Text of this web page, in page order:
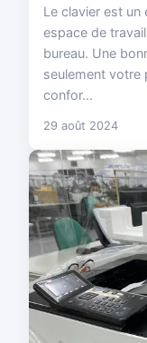
Le clavier est un
espace de
bureau. Une
seulement votre
confor...
29 août 2024